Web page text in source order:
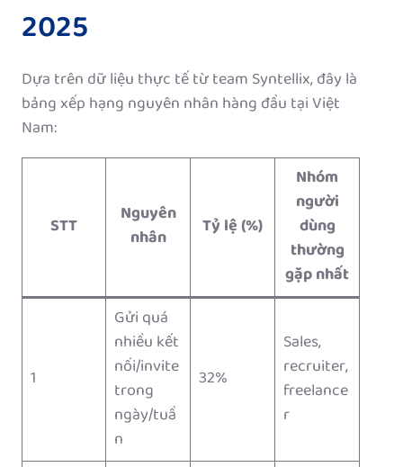
2025
Dựa trên dữ liệu thực tế từ team Syntellix, đây là
bảng xếp hạng nguyên nhân hàng đầu tại Việt
Nam:
STT
Nguyên
nhân
Tỷ lệ (%)
Nhóm
người
dùng
thường
gặp nhất
1
Gửi quá
nhiều kết
nối/invite
trong
ngày/tuầ
n
32%
Sales,
recruiter,
freelance
r